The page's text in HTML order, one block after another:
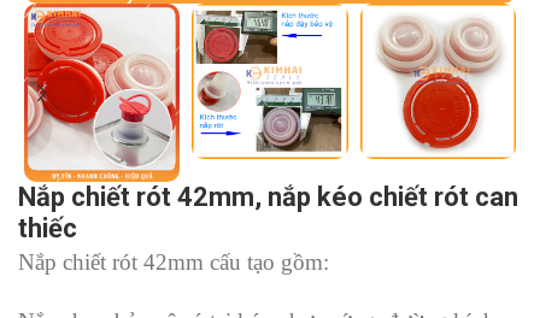
Nắp chiết rót 42mm, nắp kéo chiết rót can
thiếc
Nắp chiết rót 42mm cấu tạo gồm: